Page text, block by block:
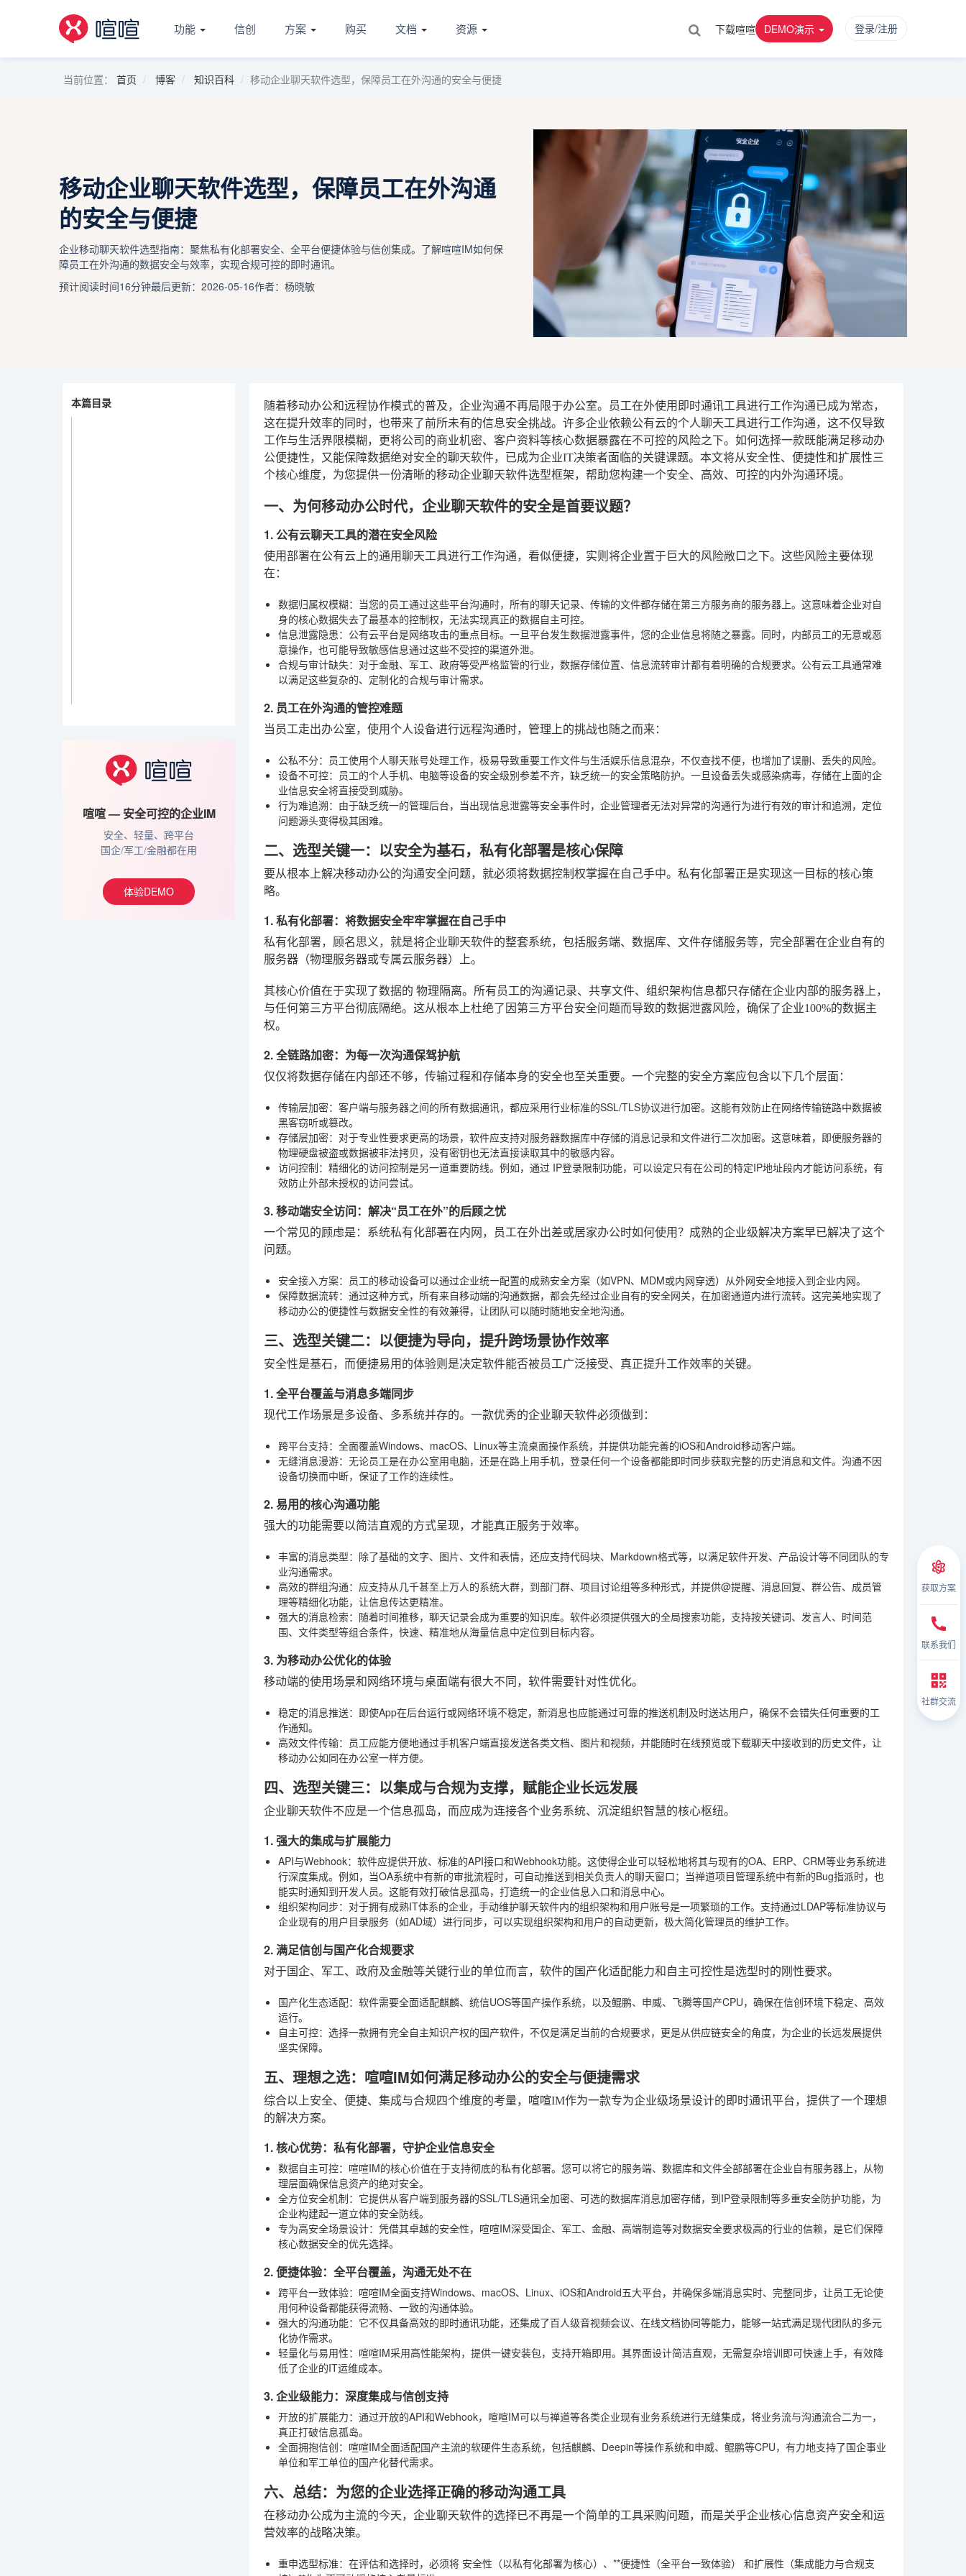
功能 信创 方案 购买 文档 资源 下载喧喧 DEMO演示 登录/注册
当前位置： 首页 博客 知识百科 移动企业聊天软件选型，保障员工在外沟通的安全与便捷
移动企业聊天软件选型，保障员工在外沟通
的安全与便捷
企业移动聊天软件选型指南：聚焦私有化部署安全、全平台便捷体验与信创集成。了解喧喧IM如何保
障员工在外沟通的数据安全与效率，实现合规可控的即时通讯。
预计阅读时间16分钟最后更新：2026-05-16作者：杨晓敏
本篇目录
喧喧 — 安全可控的企业IM
安全、轻量、跨平台
国企/军工/金融都在用
体验DEMO
随着移动办公和远程协作模式的普及，企业沟通不再局限于办公室。员工在外使用即时通讯工具进行工作沟通已成为常态，
这在提升效率的同时，也带来了前所未有的信息安全挑战。许多企业依赖公有云的个人聊天工具进行工作沟通，这不仅导致
工作与生活界限模糊，更将公司的商业机密、客户资料等核心数据暴露在不可控的风险之下。如何选择一款既能满足移动办
公便捷性，又能保障数据绝对安全的聊天软件，已成为企业IT决策者面临的关键课题。本文将从安全性、便捷性和扩展性三
个核心维度，为您提供一份清晰的移动企业聊天软件选型框架，帮助您构建一个安全、高效、可控的内外沟通环境。
一、为何移动办公时代，企业聊天软件的安全是首要议题？
1. 公有云聊天工具的潜在安全风险
使用部署在公有云上的通用聊天工具进行工作沟通，看似便捷，实则将企业置于巨大的风险敞口之下。这些风险主要体现
在：
数据归属权模糊：当您的员工通过这些平台沟通时，所有的聊天记录、传输的文件都存储在第三方服务商的服务器上。这意味着企业对自
身的核心数据失去了最基本的控制权，无法实现真正的数据自主可控。
信息泄露隐患：公有云平台是网络攻击的重点目标。一旦平台发生数据泄露事件，您的企业信息将随之暴露。同时，内部员工的无意或恶
意操作，也可能导致敏感信息通过这些不受控的渠道外泄。
合规与审计缺失：对于金融、军工、政府等受严格监管的行业，数据存储位置、信息流转审计都有着明确的合规要求。公有云工具通常难
以满足这些复杂的、定制化的合规与审计需求。
2. 员工在外沟通的管控难题
当员工走出办公室，使用个人设备进行远程沟通时，管理上的挑战也随之而来：
公私不分：员工使用个人聊天账号处理工作，极易导致重要工作文件与生活娱乐信息混杂，不仅查找不便，也增加了误删、丢失的风险。
设备不可控：员工的个人手机、电脑等设备的安全级别参差不齐，缺乏统一的安全策略防护。一旦设备丢失或感染病毒，存储在上面的企
业信息安全将直接受到威胁。
行为难追溯：由于缺乏统一的管理后台，当出现信息泄露等安全事件时，企业管理者无法对异常的沟通行为进行有效的审计和追溯，定位
问题源头变得极其困难。
二、选型关键一：以安全为基石，私有化部署是核心保障
要从根本上解决移动办公的沟通安全问题，就必须将数据控制权掌握在自己手中。私有化部署正是实现这一目标的核心策
略。
1. 私有化部署：将数据安全牢牢掌握在自己手中
私有化部署，顾名思义，就是将企业聊天软件的整套系统，包括服务端、数据库、文件存储服务等，完全部署在企业自有的
服务器（物理服务器或专属云服务器）上。
其核心价值在于实现了数据的 物理隔离。所有员工的沟通记录、共享文件、组织架构信息都只存储在企业内部的服务器上，
与任何第三方平台彻底隔绝。这从根本上杜绝了因第三方平台安全问题而导致的数据泄露风险，确保了企业100%的数据主
权。
2. 全链路加密：为每一次沟通保驾护航
仅仅将数据存储在内部还不够，传输过程和存储本身的安全也至关重要。一个完整的安全方案应包含以下几个层面：
传输层加密：客户端与服务器之间的所有数据通讯，都应采用行业标准的SSL/TLS协议进行加密。这能有效防止在网络传输链路中数据被
黑客窃听或篡改。
存储层加密：对于专业性要求更高的场景，软件应支持对服务器数据库中存储的消息记录和文件进行二次加密。这意味着，即便服务器的
物理硬盘被盗或数据被非法拷贝，没有密钥也无法直接读取其中的敏感内容。
访问控制：精细化的访问控制是另一道重要防线。例如，通过 IP登录限制功能，可以设定只有在公司的特定IP地址段内才能访问系统，有
效防止外部未授权的访问尝试。
3. 移动端安全访问：解决“员工在外”的后顾之忧
一个常见的顾虑是：系统私有化部署在内网，员工在外出差或居家办公时如何使用？成熟的企业级解决方案早已解决了这个
问题。
安全接入方案：员工的移动设备可以通过企业统一配置的成熟安全方案（如VPN、MDM或内网穿透）从外网安全地接入到企业内网。
保障数据流转：通过这种方式，所有来自移动端的沟通数据，都会先经过企业自有的安全网关，在加密通道内进行流转。这完美地实现了
移动办公的便捷性与数据安全性的有效兼得，让团队可以随时随地安全地沟通。
三、选型关键二：以便捷为导向，提升跨场景协作效率
安全性是基石，而便捷易用的体验则是决定软件能否被员工广泛接受、真正提升工作效率的关键。
1. 全平台覆盖与消息多端同步
现代工作场景是多设备、多系统并存的。一款优秀的企业聊天软件必须做到：
跨平台支持：全面覆盖Windows、macOS、Linux等主流桌面操作系统，并提供功能完善的iOS和Android移动客户端。
无缝消息漫游：无论员工是在办公室用电脑，还是在路上用手机，登录任何一个设备都能即时同步获取完整的历史消息和文件。沟通不因
设备切换而中断，保证了工作的连续性。
2. 易用的核心沟通功能
强大的功能需要以简洁直观的方式呈现，才能真正服务于效率。
丰富的消息类型：除了基础的文字、图片、文件和表情，还应支持代码块、Markdown格式等，以满足软件开发、产品设计等不同团队的专
业沟通需求。
高效的群组沟通：应支持从几千甚至上万人的系统大群，到部门群、项目讨论组等多种形式，并提供@提醒、消息回复、群公告、成员管
理等精细化功能，让信息传达更精准。
强大的消息检索：随着时间推移，聊天记录会成为重要的知识库。软件必须提供强大的全局搜索功能，支持按关键词、发言人、时间范
围、文件类型等组合条件，快速、精准地从海量信息中定位到目标内容。
3. 为移动办公优化的体验
移动端的使用场景和网络环境与桌面端有很大不同，软件需要针对性优化。
稳定的消息推送：即使App在后台运行或网络环境不稳定，新消息也应能通过可靠的推送机制及时送达用户，确保不会错失任何重要的工
作通知。
高效文件传输：员工应能方便地通过手机客户端直接发送各类文档、图片和视频，并能随时在线预览或下载聊天中接收到的历史文件，让
移动办公如同在办公室一样方便。
四、选型关键三：以集成与合规为支撑，赋能企业长远发展
企业聊天软件不应是一个信息孤岛，而应成为连接各个业务系统、沉淀组织智慧的核心枢纽。
1. 强大的集成与扩展能力
API与Webhook：软件应提供开放、标准的API接口和Webhook功能。这使得企业可以轻松地将其与现有的OA、ERP、CRM等业务系统进
行深度集成。例如，当OA系统中有新的审批流程时，可自动推送到相关负责人的聊天窗口；当禅道项目管理系统中有新的Bug指派时，也
能实时通知到开发人员。这能有效打破信息孤岛，打造统一的企业信息入口和消息中心。
组织架构同步：对于拥有成熟IT体系的企业，手动维护聊天软件内的组织架构和用户账号是一项繁琐的工作。支持通过LDAP等标准协议与
企业现有的用户目录服务（如AD域）进行同步，可以实现组织架构和用户的自动更新，极大简化管理员的维护工作。
2. 满足信创与国产化合规要求
对于国企、军工、政府及金融等关键行业的单位而言，软件的国产化适配能力和自主可控性是选型时的刚性要求。
国产化生态适配：软件需要全面适配麒麟、统信UOS等国产操作系统，以及鲲鹏、申威、飞腾等国产CPU，确保在信创环境下稳定、高效
运行。
自主可控：选择一款拥有完全自主知识产权的国产软件，不仅是满足当前的合规要求，更是从供应链安全的角度，为企业的长远发展提供
坚实保障。
五、理想之选：喧喧IM如何满足移动办公的安全与便捷需求
综合以上安全、便捷、集成与合规四个维度的考量，喧喧IM作为一款专为企业级场景设计的即时通讯平台，提供了一个理想
的解决方案。
1. 核心优势：私有化部署，守护企业信息安全
数据自主可控：喧喧IM的核心价值在于支持彻底的私有化部署。您可以将它的服务端、数据库和文件全部部署在企业自有服务器上，从物
理层面确保信息资产的绝对安全。
全方位安全机制：它提供从客户端到服务器的SSL/TLS通讯全加密、可选的数据库消息加密存储，到IP登录限制等多重安全防护功能，为
企业构建起一道立体的安全防线。
专为高安全场景设计：凭借其卓越的安全性，喧喧IM深受国企、军工、金融、高端制造等对数据安全要求极高的行业的信赖，是它们保障
核心数据安全的优先选择。
2. 便捷体验：全平台覆盖，沟通无处不在
跨平台一致体验：喧喧IM全面支持Windows、macOS、Linux、iOS和Android五大平台，并确保多端消息实时、完整同步，让员工无论使
用何种设备都能获得流畅、一致的沟通体验。
强大的沟通功能：它不仅具备高效的即时通讯功能，还集成了百人级音视频会议、在线文档协同等能力，能够一站式满足现代团队的多元
化协作需求。
轻量化与易用性：喧喧IM采用高性能架构，提供一键安装包，支持开箱即用。其界面设计简洁直观，无需复杂培训即可快速上手，有效降
低了企业的IT运维成本。
3. 企业级能力：深度集成与信创支持
开放的扩展能力：通过开放的API和Webhook，喧喧IM可以与禅道等各类企业现有业务系统进行无缝集成，将业务流与沟通流合二为一，
真正打破信息孤岛。
全面拥抱信创：喧喧IM全面适配国产主流的软硬件生态系统，包括麒麟、Deepin等操作系统和申威、鲲鹏等CPU，有力地支持了国企事业
单位和军工单位的国产化替代需求。
六、总结：为您的企业选择正确的移动沟通工具
在移动办公成为主流的今天，企业聊天软件的选择已不再是一个简单的工具采购问题，而是关乎企业核心信息资产安全和运
营效率的战略决策。
重申选型标准：在评估和选择时，必须将 安全性（以私有化部署为核心） 、**便捷性（全平台一致体验） 和扩展性（集成能力与合规支
获取方案
联系我们
社群交流